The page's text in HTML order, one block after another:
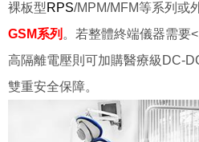
裸板型RPS/MPM/MFM等系列或
GSM系列 。若整體終端儀器需要
高隔離電壓則可加購醫療級DC-
雙重安全保障。